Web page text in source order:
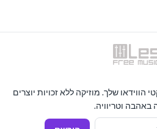
הווידאו שלך. מוזיקה ללא זכויות יוצרים
באהבה וטריוויה.